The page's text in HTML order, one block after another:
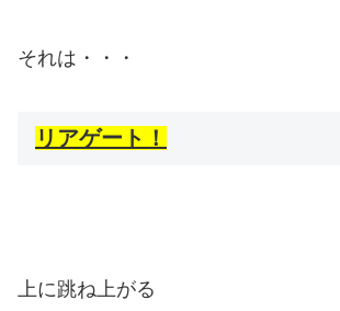
それは・・・
リアゲート！
上に跳ね上がる